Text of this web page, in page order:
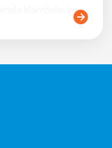
klantbeleving.